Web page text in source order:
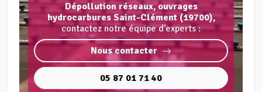
Dépollution réseaux, ouvrages
hydrocarbures Saint-Clément (19700),
contactez notre équipe d'experts :
Nous contacter
05 87 01 71 40